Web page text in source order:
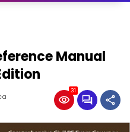
Manual
31